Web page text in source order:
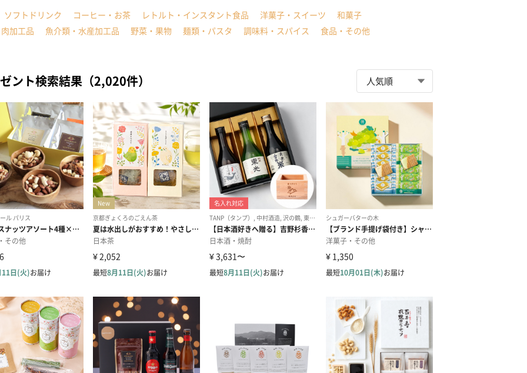
ソフトドリンク コーヒー・お茶 レトルト・インスタント食品 洋菓子・スイーツ
和菓子
加工品
魚介類・水産加工品 野菜・果物 麺類・パスタ 調味料・スパイス 食品・その他
ント検索結果（2,020件）